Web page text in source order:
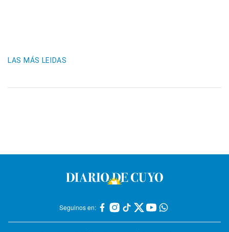
LAS MÁS LEIDAS
Seguinos en: